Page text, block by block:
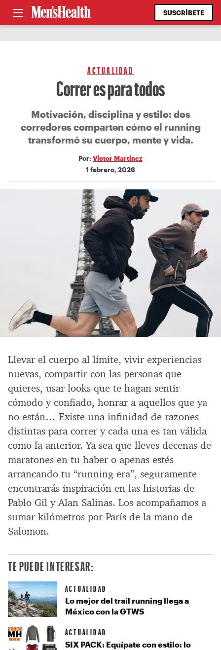
SUSCRÍBETE
ACTUALIDAD
Correr es para todos
Motivación, disciplina y estilo: dos
corredores comparten cómo el running
transformó su cuerpo, mente y vida.
Por: Víctor Martínez
1 febrero, 2026
Llevar el cuerpo al límite, vivir experiencias
nuevas, compartir con las personas que
quieres, usar looks que te hagan sentir
cómodo y confiado, honrar a aquellos que ya
no están… Existe una infinidad de razones
distintas para correr y cada una es tan válida
como la anterior. Ya sea que lleves decenas de
maratones en tu haber o apenas estés
arrancando tu “running era”, seguramente
encontrarás inspiración en las historias de
Pablo Gil y Alan Salinas. Los acompañamos a
sumar kilómetros por París de la mano de
Salomon.
TE PUEDE INTERESAR:
ACTUALIDAD
Lo mejor del trail running llega a
México con la GTWS
ACTUALIDAD
SIX PACK: Equípate con estilo: lo